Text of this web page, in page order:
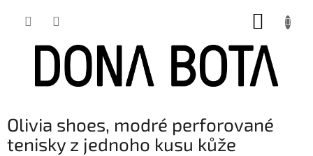
Olivia shoes, modré perforované
tenisky z jednoho kusu kůže